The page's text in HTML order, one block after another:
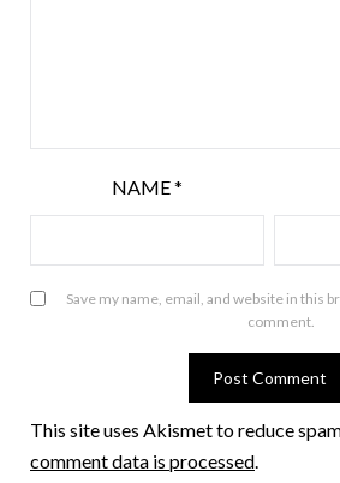
NAME*
Save my name, email, and website in this
comment.
This site uses Akismet to reduce
comment data is processed.